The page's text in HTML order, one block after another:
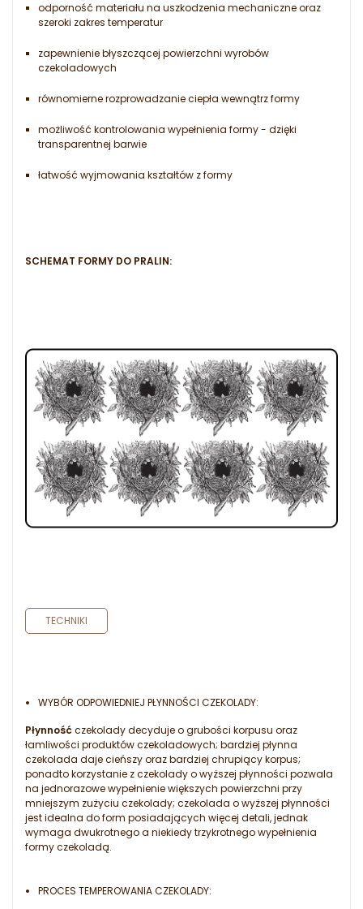
odporność materiału na uszkodzenia mechaniczne oraz
szeroki zakres temperatur
zapewnienie błyszczącej powierzchni wyrobów
czekoladowych
równomierne rozprowadzanie ciepła wewnątrz formy
możliwość kontrolowania wypełnienia formy - dzięki
transparentnej barwie
łatwość wyjmowania kształtów z formy
SCHEMAT FORMY DO PRALIN:
TECHNIKI
WYBÓR ODPOWIEDNIEJ PŁYNNOŚCI CZEKOLADY:
Płynnośćczekolady decyduje o grubości korpusu oraz
łamliwości produktów czekoladowych; bardziej płynna
czekolada daje cieńszy oraz bardziej chrupiący korpus;
ponadto korzystanie z czekolady o wyższej płynności pozwala
na jednorazowe wypełnienie większych powierzchni przy
mniejszym zużyciu czekolady; czekolada o wyższej płynności
jest idealna do form posiadających więcej detali, jednak
wymaga dwukrotnego a niekiedy trzykrotnego wypełnienia
formy czekoladą.
PROCES TEMPEROWANIA CZEKOLADY: